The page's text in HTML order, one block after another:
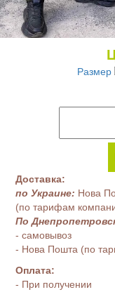
Размер
Доставка:
по Украине: Нова
(по тарифам
По
- самовывоз
- Нова Пошта (по
Оплата:
- При получении